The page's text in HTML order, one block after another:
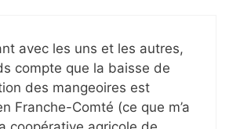
avec les uns et les autres,
compte que la baisse de
des mangeoires est
Franche-Comté (ce que m’a